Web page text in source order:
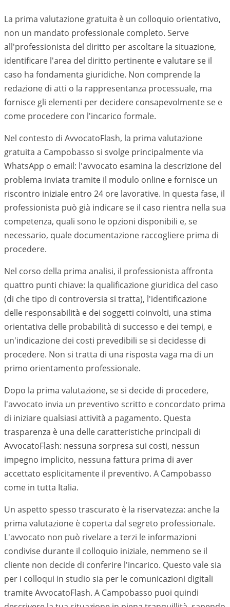
La prima valutazione gratuita è un colloquio orientativo,
non un mandato professionale completo. Serve
all'professionista del diritto per ascoltare la situazione,
identificare l'area del diritto pertinente e valutare se il
caso ha fondamenta giuridiche. Non comprende la
redazione di atti o la rappresentanza processuale, ma
fornisce gli elementi per decidere consapevolmente se e
come procedere con l'incarico formale.
Nel contesto di AvvocatoFlash, la prima valutazione
gratuita a Campobasso si svolge principalmente via
WhatsApp o email: l'avvocato esamina la descrizione del
problema inviata tramite il modulo online e fornisce un
riscontro iniziale entro 24 ore lavorative. In questa fase, il
professionista può già indicare se il caso rientra nella sua
competenza, quali sono le opzioni disponibili e, se
necessario, quale documentazione raccogliere prima di
procedere.
Nel corso della prima analisi, il professionista affronta
quattro punti chiave: la qualificazione giuridica del caso
(di che tipo di controversia si tratta), l'identificazione
delle responsabilità e dei soggetti coinvolti, una stima
orientativa delle probabilità di successo e dei tempi, e
un'indicazione dei costi prevedibili se si decidesse di
procedere. Non si tratta di una risposta vaga ma di un
primo orientamento professionale.
Dopo la prima valutazione, se si decide di procedere,
l'avvocato invia un preventivo scritto e concordato prima
di iniziare qualsiasi attività a pagamento. Questa
trasparenza è una delle caratteristiche principali di
AvvocatoFlash: nessuna sorpresa sui costi, nessun
impegno implicito, nessuna fattura prima di aver
accettato esplicitamente il preventivo. A Campobasso
come in tutta Italia.
Un aspetto spesso trascurato è la riservatezza: anche la
prima valutazione è coperta dal segreto professionale.
L'avvocato non può rivelare a terzi le informazioni
condivise durante il colloquio iniziale, nemmeno se il
cliente non decide di conferire l'incarico. Questo vale sia
per i colloqui in studio sia per le comunicazioni digitali
tramite AvvocatoFlash. A Campobasso puoi quindi